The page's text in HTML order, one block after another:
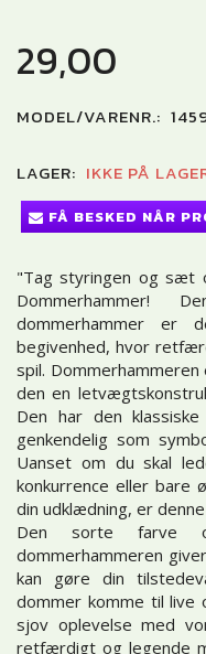
29,00
MODEL/VARENR.:
LAGER: IKKE PÅ
FÅ BESKED NÅR
"Tag styringen og sæt
Dommerhammer!
dommerhammer er
begivenhed, hvor
spil.
den en
Den har den
genkendelig som
Uanset om du skal
konkurrence eller bare
din udklædning, er
Den sorte farve
dommerhammeren
kan gøre din
dommer komme til
sjov oplevelse med
retfærdigt og legende